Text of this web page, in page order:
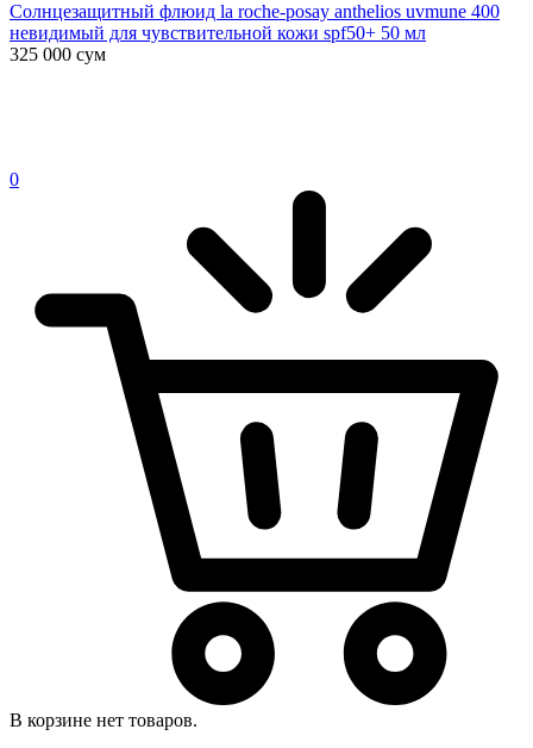
Солнцезащитный флюид la roche-posay anthelios uvmune 400
невидимый для чувствительной кожи spf50+ 50 мл
325 000 сум
0
В корзине нет товаров.